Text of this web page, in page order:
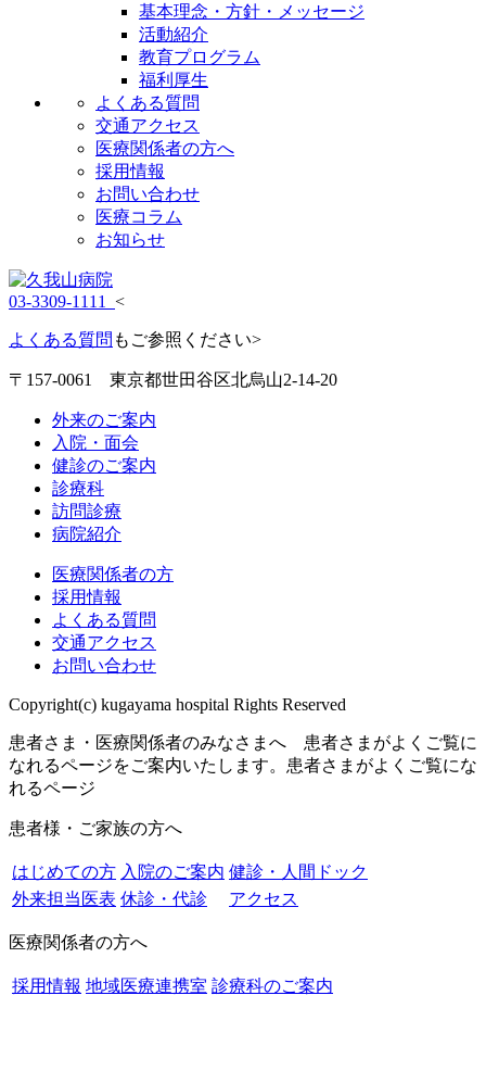
基本理念・方針・メッセージ
活動紹介
教育プログラム
福利厚生
よくある質問
交通アクセス
医療関係者の方へ
採用情報
お問い合わせ
医療コラム
お知らせ
03-3309-1111 <
よくある質問 もご参照ください>
〒157-0061 東京都世田谷区北烏山2-14-20
外来のご案内
入院・面会
健診のご案内
診療科
訪問診療
病院紹介
医療関係者の方
採用情報
よくある質問
交通アクセス
お問い合わせ
Copyright(c) kugayama hospital Rights Reserved
患者さま・医療関係者のみなさまへ 患者さまがよくご覧に
なれるページをご案内いたします。 患者さまがよくご覧にな
れるページ
患者様・ご家族の方へ
はじめての方 入院のご案内 健診・人間ドック
外来担当医表 休診・代診 アクセス
医療関係者の方へ
採用情報 地域医療連携室 診療科のご案内